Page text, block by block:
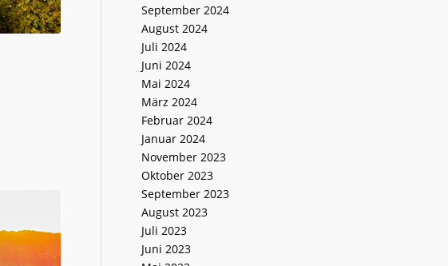
September 2024
August 2024
Juli 2024
Juni 2024
Mai 2024
März 2024
Februar 2024
Januar 2024
November 2023
Oktober 2023
September 2023
August 2023
Juli 2023
Juni 2023